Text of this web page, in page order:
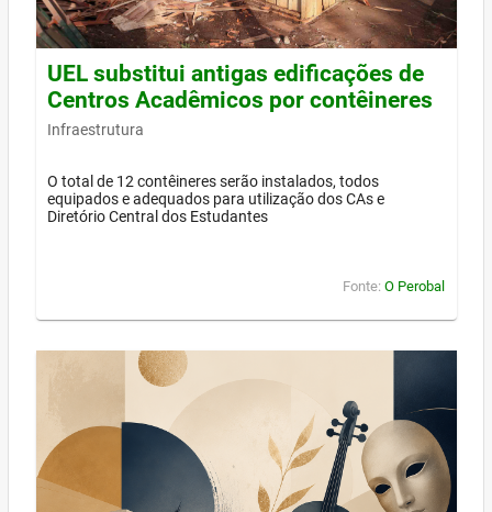
UEL substitui antigas edificações de
Centros Acadêmicos por contêineres
Infraestrutura
O total de 12 contêineres serão instalados, todos
equipados e adequados para utilização dos CAs e
Diretório Central dos Estudantes
Fonte: O Perobal